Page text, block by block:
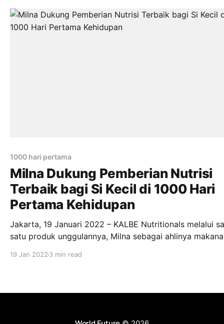
1000 hari pertama
Milna Dukung Pemberian Nutrisi
Terbaik bagi Si Kecil di 1000 Hari
Pertama Kehidupan
Jakarta, 19 Januari 2022 – KALBE Nutritionals melalui
satu produk unggulannya, Milna sebagai ahlinya
19 Jan 2022 3 min read